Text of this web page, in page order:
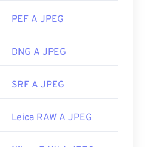
PEF A JPEG
DNG A JPEG
SRF A JPEG
Leica RAW A JPEG